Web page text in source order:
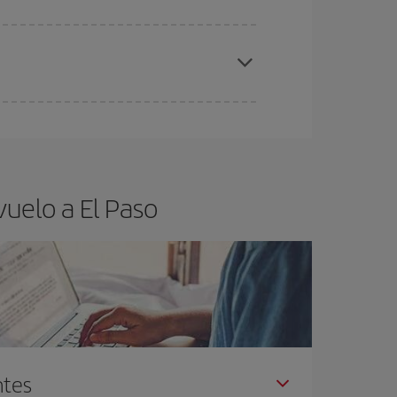
a El Paso